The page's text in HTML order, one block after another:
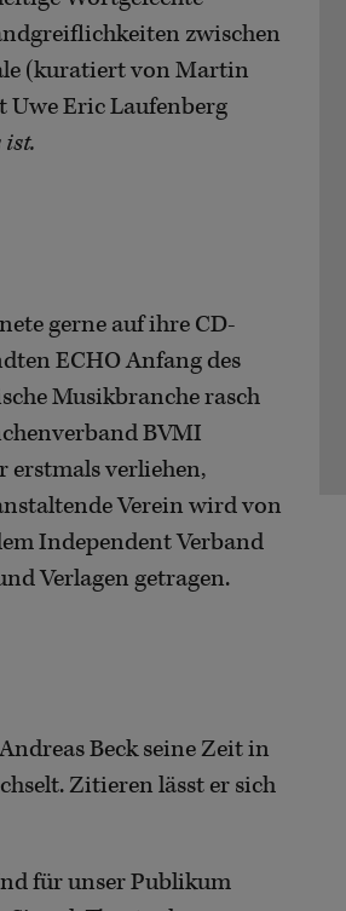
zwischen
(kuratiert von Martin
Eric Laufenberg
ist.
gerne auf ihre CD-
ECHO Anfang des
Musikbranche rasch
BVMI
erstmals verliehen,
Verein wird von
Independent Verband
Verlagen getragen.
Beck seine Zeit in
Zitieren lässt er sich
für unser Publikum